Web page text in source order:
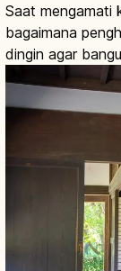
Saat mengamati
bagaimana
dingin agar